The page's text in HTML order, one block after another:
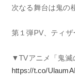
次なる舞台は鬼の
第１弾PV、ティザ
▼TVアニメ「鬼滅
https://t.co/